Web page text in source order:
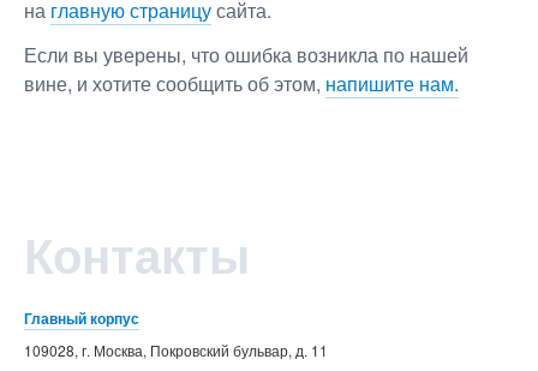
на главную страницусайта.
Если вы уверены, что ошибка возникла по нашей
вине, и хотите сообщить об этом, напишите нам.
Контакты
Главный корпус
109028, г. Москва, Покровский бульвар, д. 11